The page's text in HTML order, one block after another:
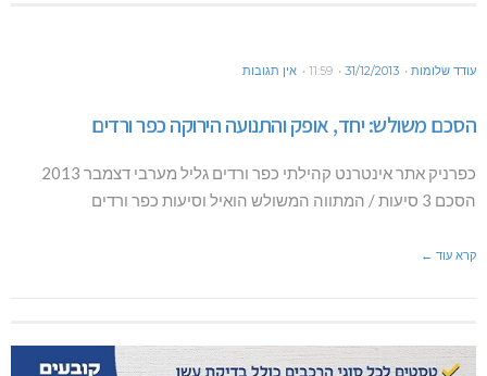
עודד שלומות 31/12/2013
11:59 אין תגובות
הסכם משולש: יחד, אופק והתנועה הירוקה כפר ורדים
כפרניק אתר אינטרנט קהילתי כפר ורדים גליל מערבי דצמבר 2013
הסכם 3 סיעות / המתווה המשולש הואיל וסיעות כפר ורדים
קרא עוד ←